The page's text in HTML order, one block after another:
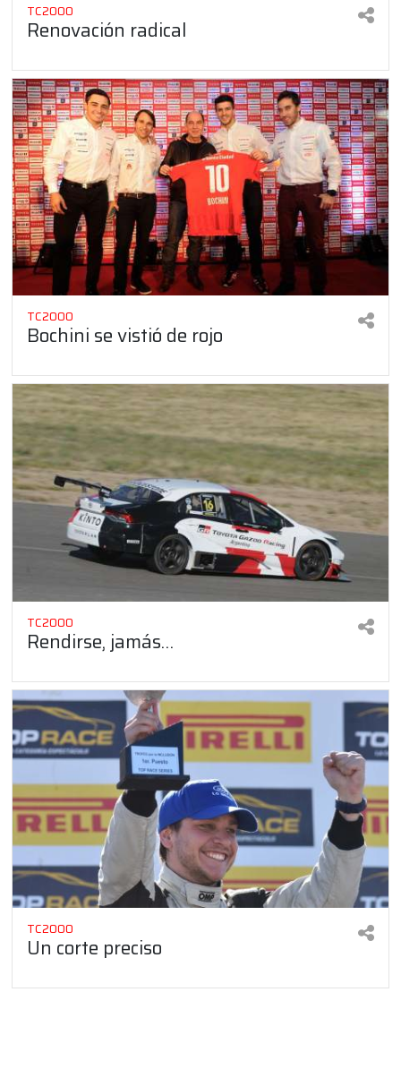
TC2000
Renovación radical
TC2000
Bochini se vistió de rojo
TC2000
Rendirse, jamás…
TC2000
Un corte preciso